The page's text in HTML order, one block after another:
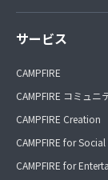
サービス
CAMPFIRE
CAMPFIRE コミュニ
CAMPFIRE Creation
CAMPFIRE for
CAMPFIRE for